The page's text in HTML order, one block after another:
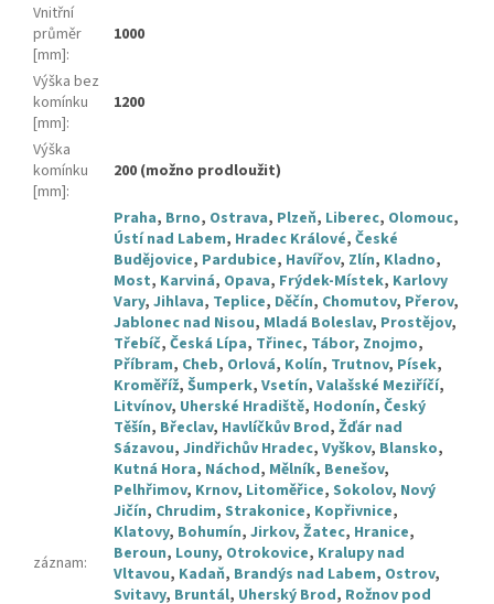
Vnitřní
průměr
[mm]:
1000
Výška bez
komínku
[mm]:
1200
Výška
komínku
[mm]:
200 (možno prodloužit)
záznam:
Praha, Brno, Ostrava, Plzeň, Liberec, Olomouc,
Ústí nad Labem, Hradec Králové, České
Budějovice, Pardubice, Havířov, Zlín, Kladno,
Most, Karviná, Opava, Frýdek-Místek, Karlovy
Vary, Jihlava, Teplice, Děčín, Chomutov, Přerov,
Jablonec nad Nisou, Mladá Boleslav, Prostějov,
Třebíč, Česká Lípa, Třinec, Tábor, Znojmo,
Příbram, Cheb, Orlová, Kolín, Trutnov, Písek,
Kroměříž, Šumperk, Vsetín, Valašské Meziříčí,
Litvínov, Uherské Hradiště, Hodonín, Český
Těšín, Břeclav, Havlíčkův Brod, Žďár nad
Sázavou, Jindřichův Hradec, Vyškov, Blansko,
Kutná Hora, Náchod, Mělník, Benešov,
Pelhřimov, Krnov, Litoměřice, Sokolov, Nový
Jičín, Chrudim, Strakonice, Kopřivnice,
Klatovy, Bohumín, Jirkov, Žatec, Hranice,
Beroun, Louny, Otrokovice, Kralupy nad
Vltavou, Kadaň, Brandýs nad Labem, Ostrov,
Svitavy, Bruntál, Uherský Brod, Rožnov pod